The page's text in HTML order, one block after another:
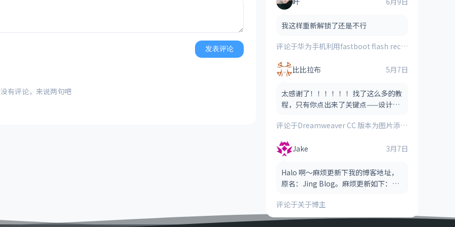
发表评论
有评论，来说两句吧
我这样重新解锁了还是不行
评论于华为手机利用fastboot flash recovery_ramdisk **.img刷入的第三方recovery时提示“FAILED(remote:image verification error)”的解决方法
比比拉布 5月7日
太感谢了！！！！！！找了这么多的教
程，只有你点出来了关键点——设计视
评论于Dreamweaver CC 版本为图片添加图像热点（图像地图）的方法
Jake 3月7日
Halo 啊～麻烦更新下我的博客地址，
原名：Jing Blog。麻烦更新如下：
留，看哪个风格适合） 网址：htt
评论于关于博主